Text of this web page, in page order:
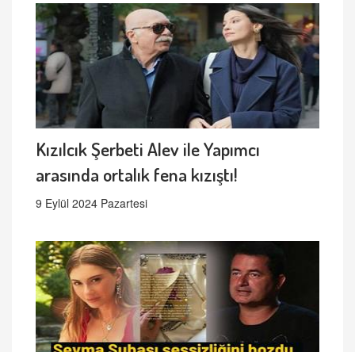
Kızılcık Şerbeti Alev ile Yapımcı
arasında ortalık fena kızıştı!
9 Eylül 2024 Pazartesi